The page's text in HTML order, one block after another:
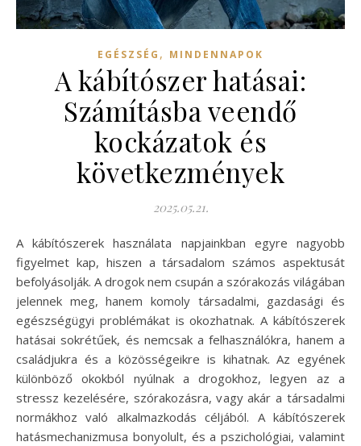
EGÉSZSÉG , MINDENNAPOK
A kábítószer hatásai:
Számításba veendő
kockázatok és
következmények
2025.05.21.
A kábítószerek használata napjainkban egyre nagyobb
figyelmet kap, hiszen a társadalom számos aspektusát
befolyásolják. A drogok nem csupán a szórakozás világában
jelennek meg, hanem komoly társadalmi, gazdasági és
egészségügyi problémákat is okozhatnak. A kábítószerek
hatásai sokrétűek, és nemcsak a felhasználókra, hanem a
családjukra és a közösségeikre is kihatnak. Az egyének
különböző okokból nyúlnak a drogokhoz, legyen az a
stressz kezelésére, szórakozásra, vagy akár a társadalmi
normákhoz való alkalmazkodás céljából. A kábítószerek
hatásmechanizmusa bonyolult, és a pszichológiai, valamint